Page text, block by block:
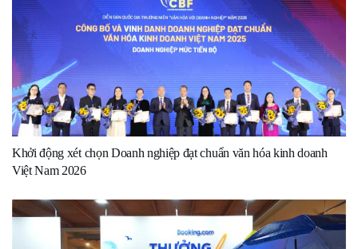
Khởi động xét chọn Doanh nghiệp đạt chuẩn văn hóa kinh doanh
Việt Nam 2026